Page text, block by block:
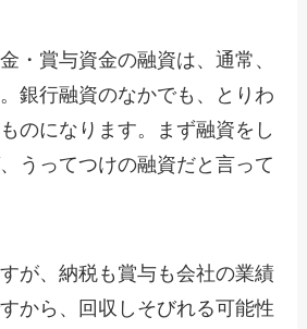
・賞与資金の融資は、通常、
銀行融資のなかでも、とりわ
のになります。まず融資をし
うってつけの融資だと言って
が、納税も賞与も会社の業績
から、回収しそびれる可能性